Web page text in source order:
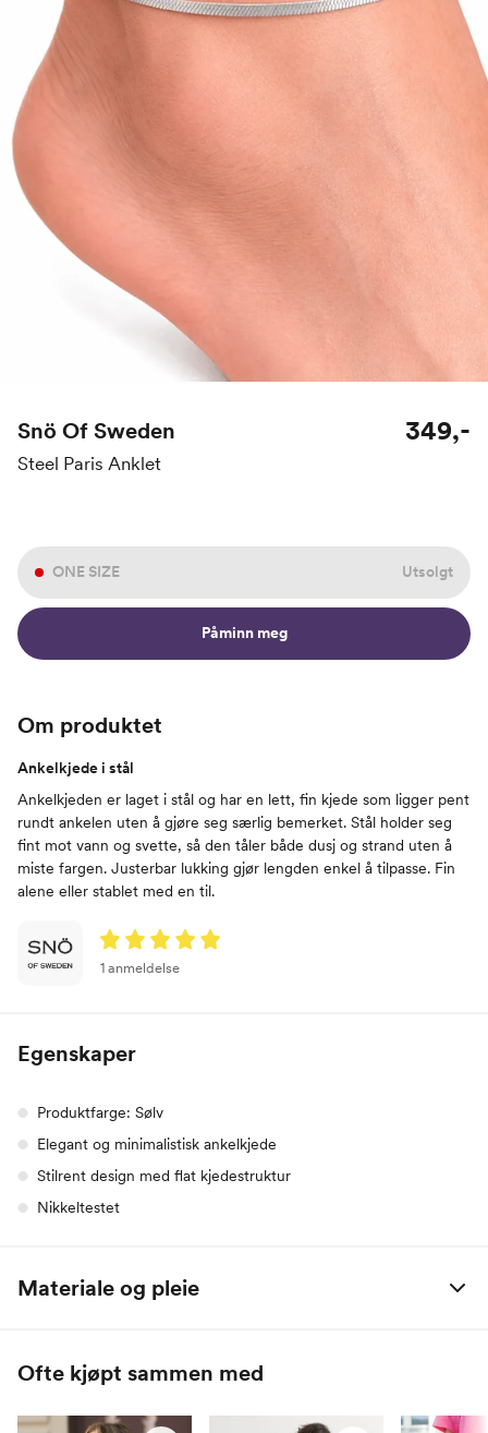
Snö Of Sweden
Steel Paris Anklet
349,-
ONE SIZE Utsolgt
Påminn meg
Om produktet
Ankelkjede i stål
Ankelkjeden er laget i stål og har en lett, fin kjede som ligger pent
rundt ankelen uten å gjøre seg særlig bemerket. Stål holder seg
fint mot vann og svette, så den tåler både dusj og strand uten å
miste fargen. Justerbar lukking gjør lengden enkel å tilpasse. Fin
alene eller stablet med en til.
1 anmeldelse
Egenskaper
Produktfarge: Sølv
Elegant og minimalistisk ankelkjede
Stilrent design med flat kjedestruktur
Nikkeltestet
Materiale og pleie
Ofte kjøpt sammen med